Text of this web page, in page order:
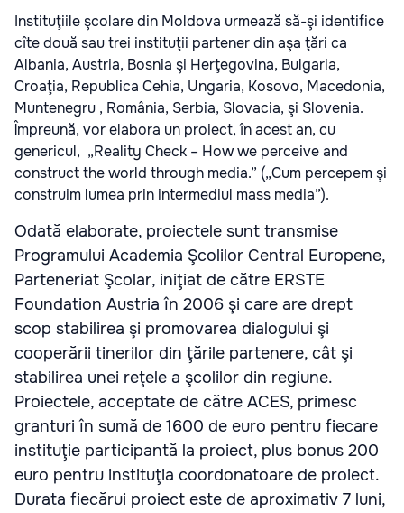
Instituţiile şcolare din Moldova urmează să-şi identifice
cîte două sau trei instituţii partener din aşa ţări ca
Albania, Austria, Bosnia şi Herţegovina, Bulgaria,
Croaţia, Republica Cehia, Ungaria, Kosovo, Macedonia,
Muntenegru , România, Serbia, Slovacia, şi Slovenia.
Împreună, vor elabora un proiect, în acest an, cu
genericul, „Reality Check – How we perceive and
construct the world through media.” („Cum percepem şi
construim lumea prin intermediul mass media”).
Odată elaborate, proiectele sunt transmise
Programului Academia Şcolilor Central Europene,
Parteneriat Şcolar, iniţiat de către ERSTE
Foundation Austria în 2006 şi care are drept
scop stabilirea şi promovarea dialogului şi
cooperării tinerilor din ţările partenere, cât şi
stabilirea unei reţele a şcolilor din regiune.
Proiectele, acceptate de către ACES, primesc
granturi în sumă de 1600 de euro pentru fiecare
instituţie participantă la proiect, plus bonus 200
euro pentru instituţia coordonatoare de proiect.
Durata fiecărui proiect este de aproximativ 7 luni,